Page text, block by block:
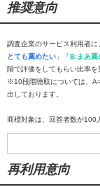
推奨意向
調査企業のサービス利用者
とても薦めたい 」「B:まあ薦
階で評価をしてもらい比率を
※10段階聴取については、
出しております。
商標対象は、回答者数が100
再利用意向